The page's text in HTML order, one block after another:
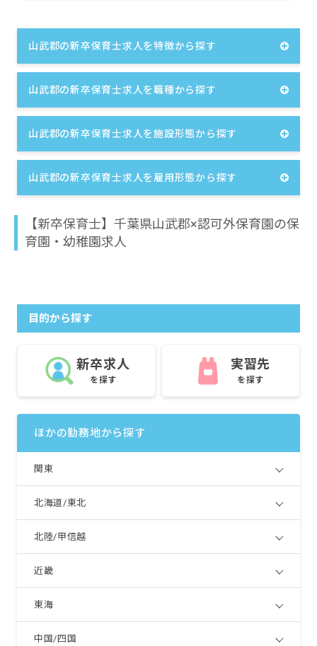
山武郡の新卒保育士求人を特徴から探す
山武郡の新卒保育士求人を職種から探す
山武郡の新卒保育士求人を施設形態から探す
山武郡の新卒保育士求人を雇用形態から探す
【新卒保育士】千葉県山武郡×認可外保育園の保
育園・幼稚園求人
目的から探す
新卒求人
を探す
実習先
を探す
ほかの勤務地から探す
関東
北海道/東北
北陸/甲信越
近畿
東海
中国/四国